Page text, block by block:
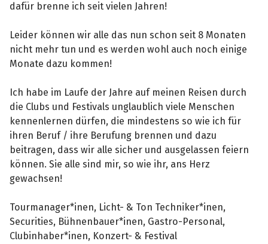
dafür brenne ich seit vielen Jahren!
Leider können wir alle das nun schon seit 8 Monaten
nicht mehr tun und es werden wohl auch noch einige
Monate dazu kommen!
Ich habe im Laufe der Jahre auf meinen Reisen durch
die Clubs und Festivals unglaublich viele Menschen
kennenlernen dürfen, die mindestens so wie ich für
ihren Beruf / ihre Berufung brennen und dazu
beitragen, dass wir alle sicher und ausgelassen feiern
können. Sie alle sind mir, so wie ihr, ans Herz
gewachsen!
Tourmanager*inen, Licht- & Ton Techniker*inen,
Securities, Bühnenbauer*inen, Gastro-Personal,
Clubinhaber*inen, Konzert- & Festival